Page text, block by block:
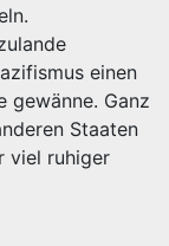
einen
gewänne. Ganz
Staaten
viel ruhiger